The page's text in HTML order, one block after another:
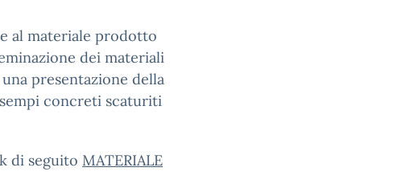
al materiale prodotto
dei materiali
presentazione della
concreti scaturiti
di seguito MATERIALE